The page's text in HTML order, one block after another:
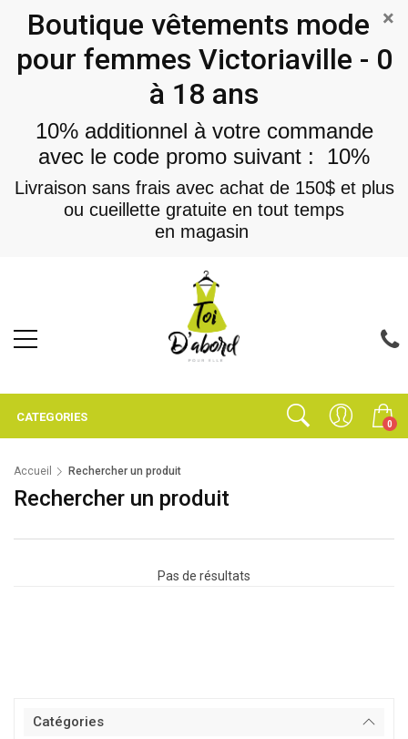
×
Boutique vêtements mode
pour femmes Victoriaville - 0
à 18 ans
10% additionnel à votre commande
avec le code promo suivant : 10%
Livraison sans frais avec achat de 150$ et plus
ou cueillette gratuite en tout temps
en magasin
0
CATEGORIES
Accueil Rechercher un produit
Rechercher un produit
Catégories
Pas de résultats